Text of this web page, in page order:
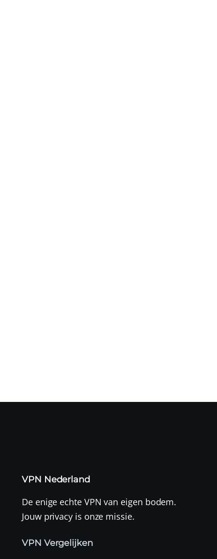
VPN Nederland
De enige echte VPN van eigen bodem.
Jouw privacy is onze missie.
VPN Vergelijken